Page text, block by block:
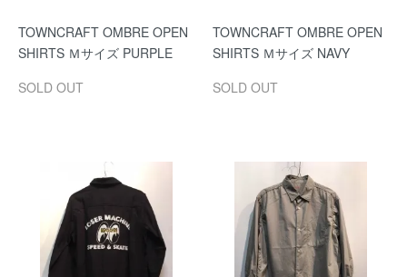
TOWNCRAFT OMBRE OPEN
SHIRTS Ｍサイズ PURPLE
SOLD OUT
TOWNCRAFT OMBRE OPEN
SHIRTS Ｍサイズ NAVY
SOLD OUT